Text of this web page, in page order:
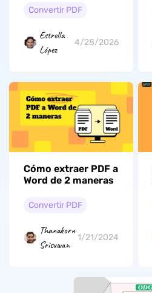
PDF en imágenes
vídeo
Convertir PDF
Estrella
López
4/28/2026
Cómo extraer PDF a
Word de 2 maneras
Convertir PDF
Thanakorn
Srisuwan
1/21/2024